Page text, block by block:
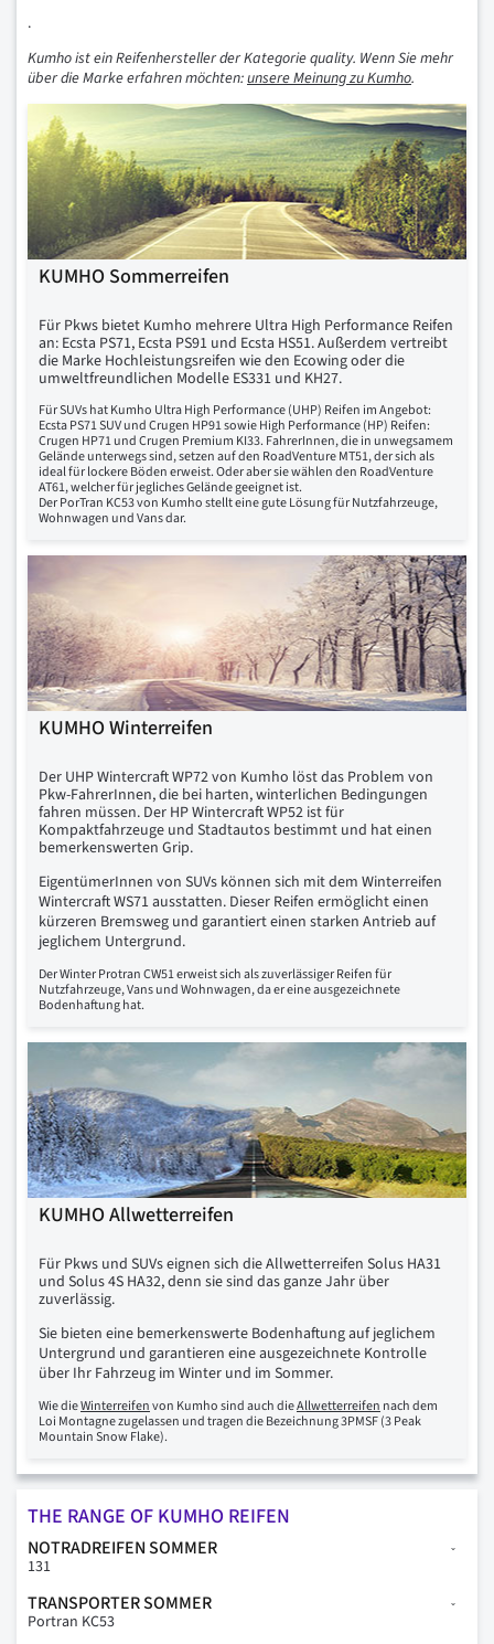
.
Kumho ist ein Reifenhersteller der Kategorie quality. Wenn Sie mehr
über die Marke erfahren möchten:unsere Meinung zu Kumho.
KUMHO Sommerreifen
Für Pkws bietet Kumho mehrere Ultra High Performance Reifen
an: Ecsta PS71, Ecsta PS91 und Ecsta HS51. Außerdem vertreibt
die Marke Hochleistungsreifen wie den Ecowing oder die
umweltfreundlichen Modelle ES331 und KH27.
Für SUVs hat Kumho Ultra High Performance (UHP) Reifen im Angebot:
Ecsta PS71 SUV und Crugen HP91 sowie High Performance (HP) Reifen:
Crugen HP71 und Crugen Premium KI33. FahrerInnen, die in unwegsamem
Gelände unterwegs sind, setzen auf den RoadVenture MT51, der sich als
ideal für lockere Böden erweist. Oder aber sie wählen den RoadVenture
AT61, welcher für jegliches Gelände geeignet ist.
Der PorTran KC53 von Kumho stellt eine gute Lösung für Nutzfahrzeuge,
Wohnwagen und Vans dar.
KUMHO Winterreifen
Der UHP Wintercraft WP72 von Kumho löst das Problem von
Pkw-FahrerInnen, die bei harten, winterlichen Bedingungen
fahren müssen. Der HP Wintercraft WP52 ist für
Kompaktfahrzeuge und Stadtautos bestimmt und hat einen
bemerkenswerten Grip.
EigentümerInnen von SUVs können sich mit dem Winterreifen
Wintercraft WS71 ausstatten. Dieser Reifen ermöglicht einen
kürzeren Bremsweg und garantiert einen starken Antrieb auf
jeglichem Untergrund.
Der Winter Protran CW51 erweist sich als zuverlässiger Reifen für
Nutzfahrzeuge, Vans und Wohnwagen, da er eine ausgezeichnete
Bodenhaftung hat.
KUMHO Allwetterreifen
Für Pkws und SUVs eignen sich die Allwetterreifen Solus HA31
und Solus 4S HA32, denn sie sind das ganze Jahr über
zuverlässig.
Sie bieten eine bemerkenswerte Bodenhaftung auf jeglichem
Untergrund und garantieren eine ausgezeichnete Kontrolle
über Ihr Fahrzeug im Winter und im Sommer.
Wie dieWinterreifenvon Kumho sind auch dieAllwetterreifen nach dem
Loi Montagne zugelassen und tragen die Bezeichnung 3PMSF (3 Peak
Mountain Snow Flake).
THE RANGE OF KUMHO REIFEN
NOTRADREIFEN SOMMER
131
TRANSPORTER SOMMER
Portran KC53